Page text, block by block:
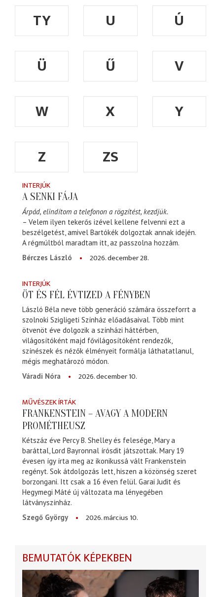
TY U
Ú
Ü
Ű
V
W
X
Y
Z
ZS
INTERJÚK
A SENKI FÁJA
Árpád, elindítom a telefonon a rögzítést, kezdjük.
– Velem ilyen tekerős izével kellene felvenni ezt a
beszélgetést, amivel Bartókék dolgoztak annak idején.
A régmúltból maradtam itt, az passzolna hozzám.
Bérczes László
2026. december 28.
INTERJÚK
ÖT ÉS FÉL ÉVTIZED A FÉNYBEN
László Béla neve több generáció számára összeforrt a
szolnoki Szigligeti Színház előadásaival. Több mint
ötvenöt éve dolgozik a színházi háttérben,
világosítóként majd fővilágosítóként rendezők,
színészek és nézők élményeit formálja láthatatlanul,
mégis meghatározó módon.
Váradi Nóra
2026. december 10.
MŰVÉSZEK ÍRTÁK
FRANKENSTEIN – AVAGY A MODERN
PROMÉTHEUSZ
Kétszáz éve Percy B. Shelley és felesége, Mary a
baráttal, Lord Bayronnal írósdit játszottak. Mary 19
évesen így írta meg az ikonikussá vált Frankenstein
regényt. Sok átdolgozás lett, hiszen a közönség szeret
borzongani. Itt csak a 16 éven felül. Garai Judit és
Hegymegi Máté új változata ma lényegében
látványszínház.
Szegő György
2026. március 10.
BEMUTATÓK KÉPEKBEN